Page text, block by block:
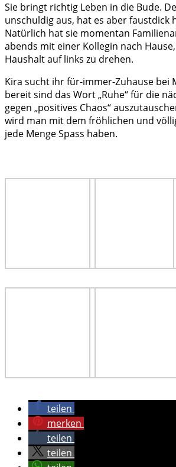
Sie bringt richtig Leben in die Bude.
unschuldig aus, hat es aber faustdick
Natürlich hat sie momentan
abends mit einer Kollegin nach
Haushalt auf links zu drehen.
Kira sucht ihr für-immer-Zuhause bei
bereit sind das Wort „Ruhe“ für die
gegen „positives Chaos“
wird man mit dem fröhlichen und
jede Menge Spass haben.
teilen
merken
teilen
teilen